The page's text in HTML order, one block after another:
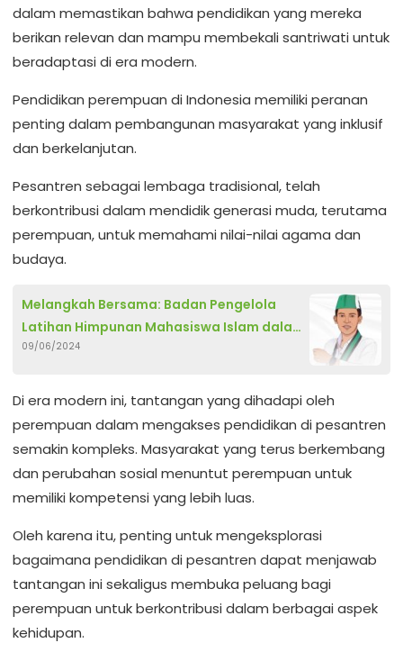
dalam memastikan bahwa pendidikan yang mereka
berikan relevan dan mampu membekali santriwati untuk
beradaptasi di era modern.
Pendidikan perempuan di Indonesia memiliki peranan
penting dalam pembangunan masyarakat yang inklusif
dan berkelanjutan.
Pesantren sebagai lembaga tradisional, telah
berkontribusi dalam mendidik generasi muda, terutama
perempuan, untuk memahami nilai-nilai agama dan
budaya.
Melangkah Bersama: Badan Pengelola
Latihan Himpunan Mahasiswa Islam dalam
Mengukir Keberanian dan Kebijaksanaan
09/06/2024
Di era modern ini, tantangan yang dihadapi oleh
perempuan dalam mengakses pendidikan di pesantren
semakin kompleks. Masyarakat yang terus berkembang
dan perubahan sosial menuntut perempuan untuk
memiliki kompetensi yang lebih luas.
Oleh karena itu, penting untuk mengeksplorasi
bagaimana pendidikan di pesantren dapat menjawab
tantangan ini sekaligus membuka peluang bagi
perempuan untuk berkontribusi dalam berbagai aspek
kehidupan.